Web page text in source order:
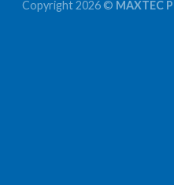
Copyright 2026 © MAXTEC